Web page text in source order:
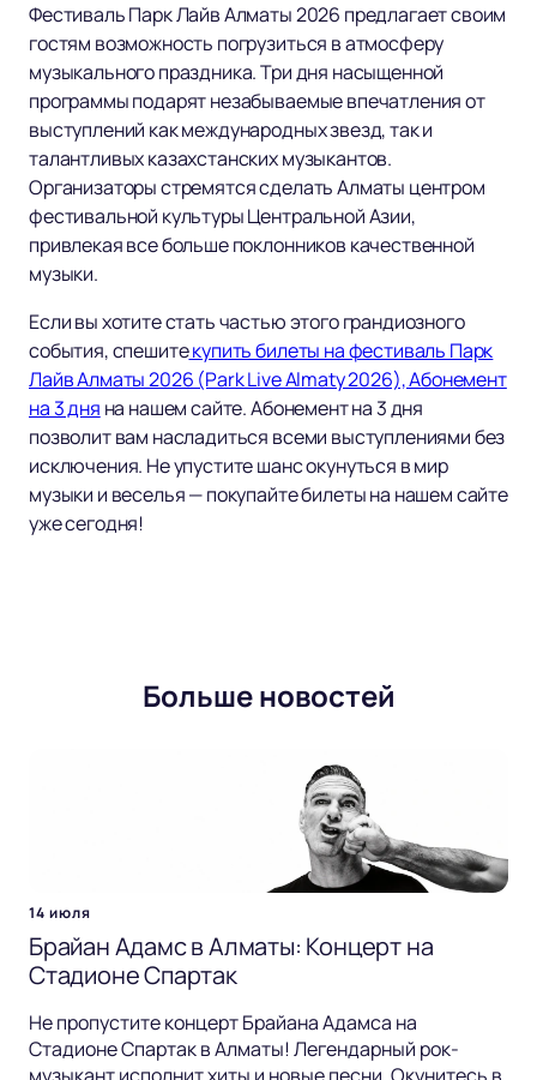
Фестиваль Парк Лайв Алматы 2026 предлагает своим
гостям возможность погрузиться в атмосферу
музыкального праздника. Три дня насыщенной
программы подарят незабываемые впечатления от
выступлений как международных звезд, так и
талантливых казахстанских музыкантов.
Организаторы стремятся сделать Алматы центром
фестивальной культуры Центральной Азии,
привлекая все больше поклонников качественной
музыки.
Если вы хотите стать частью этого грандиозного
события, спешитекупить билеты на фестиваль Парк
Лайв Алматы 2026 (Park Live Almaty 2026), Абонемент
на 3 дня на нашем сайте. Абонемент на 3 дня
позволит вам насладиться всеми выступлениями без
исключения. Не упустите шанс окунуться в мир
музыки и веселья — покупайте билеты на нашем сайте
уже сегодня!
Больше новостей
14 июля
Брайан Адамс в Алматы: Концерт на
Стадионе Спартак
Не пропустите концерт Брайана Адамса на
Стадионе Спартак в Алматы! Легендарный рок-